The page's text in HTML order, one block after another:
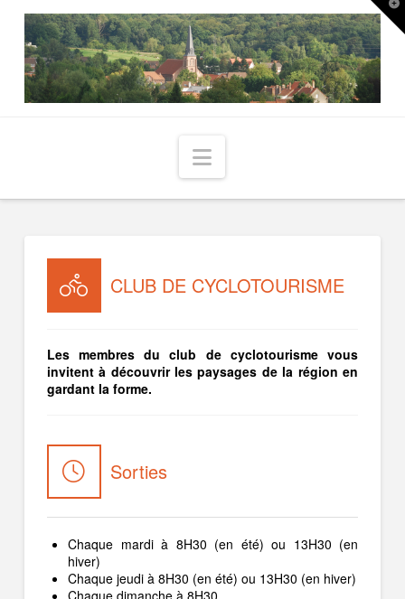
Navigation
CLUB DE CYCLOTOURISME
Les membres du club de cyclotourisme vous
invitent à découvrir les paysages de la région en
gardant la forme.
Sorties
Chaque mardi à 8H30 (en été) ou 13H30 (en
hiver)
Chaque jeudi à 8H30 (en été) ou 13H30 (en hiver)